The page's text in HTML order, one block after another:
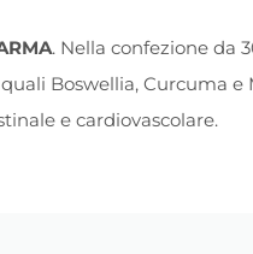
. Nella confezione da
Boswellia, Curcuma e
e cardiovascolare.